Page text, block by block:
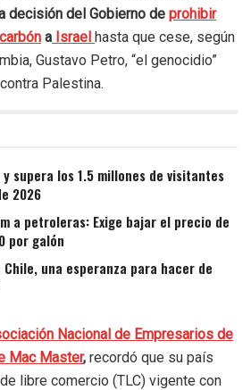
decisión del Gobierno de prohibir
a Israel hasta que cese, según
Gustavo Petro, “el genocidio”
Palestina.
supera los 1.5 millones de visitantes
2026
a petroleras: Exige bajar el precio de
por galón
una esperanza para hacer de
Nacional de Empresarios de
Mac Master, recordó que su país
libre comercio (TLC) vigente con